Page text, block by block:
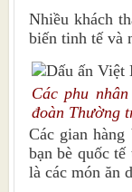
Nhiều khách
biến tinh tế và
Các phu
đoàn Thường
Các gian
bạn bè quốc
là các món ăn